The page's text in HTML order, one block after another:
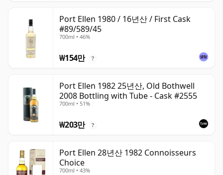
Port Ellen 1980 / 16년산 / First Cask
#89/589/45
700ml • 46%
₩154만 ?
Port Ellen 1982 25년산, Old Bothwell
2008 Bottling with Tube - Cask #2555
700ml • 51%
₩203만 ?
Port Ellen 28년산 1982 Connoisseurs
Choice
700ml • 43%